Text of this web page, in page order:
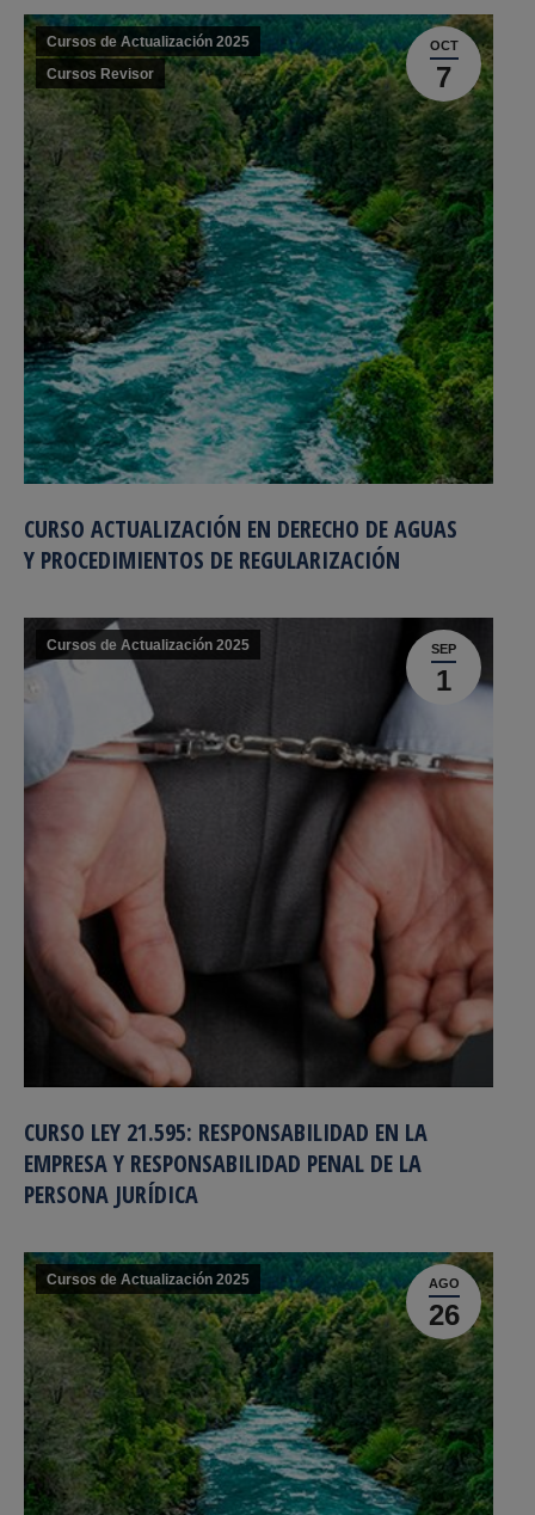
OCT
7
Cursos de Actualización 2025
Cursos Revisor
CURSO ACTUALIZACIÓN EN DERECHO DE AGUAS
Y PROCEDIMIENTOS DE REGULARIZACIÓN
SEP
1
Cursos de Actualización 2025
CURSO LEY 21.595: RESPONSABILIDAD EN LA
EMPRESA Y RESPONSABILIDAD PENAL DE LA
PERSONA JURÍDICA
AGO
26
Cursos de Actualización 2025